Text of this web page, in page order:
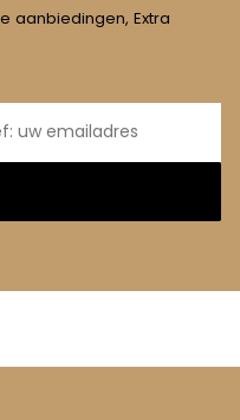
aanbiedingen, Extra